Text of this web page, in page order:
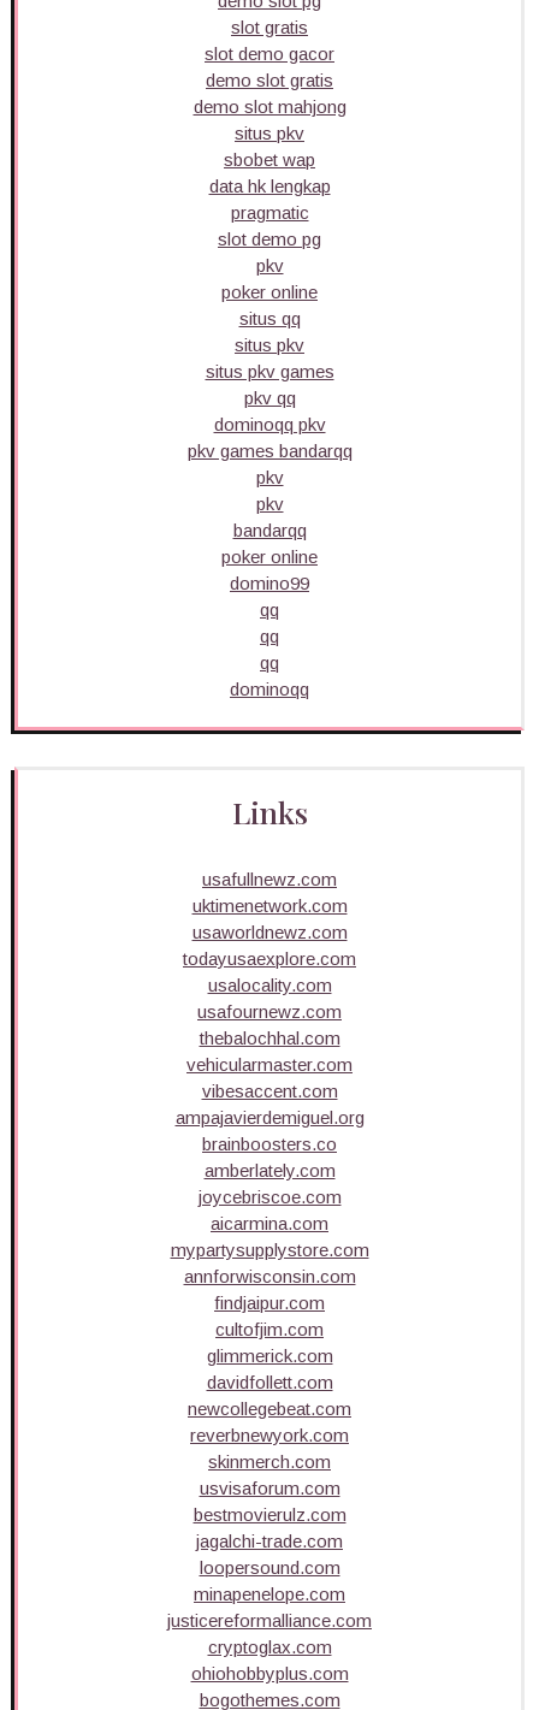
slot gratis
slot demo gacor
demo slot gratis
demo slot mahjong
situs pkv
sbobet wap
data hk lengkap
pragmatic
slot demo pg
pkv
poker online
situs qq
situs pkv
situs pkv games
pkv qq
dominoqq pkv
pkv games bandarqq
pkv
pkv
bandarqq
poker online
domino99
qq
qq
qq
dominoqq
Links
usafullnewz.com
uktimenetwork.com
usaworldnewz.com
todayusaexplore.com
usalocality.com
usafournewz.com
thebalochhal.com
vehicularmaster.com
vibesaccent.com
ampajavierdemiguel.org
brainboosters.co
amberlately.com
joycebriscoe.com
aicarmina.com
mypartysupplystore.com
annforwisconsin.com
findjaipur.com
cultofjim.com
glimmerick.com
davidfollett.com
newcollegebeat.com
reverbnewyork.com
skinmerch.com
usvisaforum.com
bestmovierulz.com
jagalchi-trade.com
loopersound.com
minapenelope.com
justicereformalliance.com
cryptoglax.com
ohiohobbyplus.com
bogothemes.com